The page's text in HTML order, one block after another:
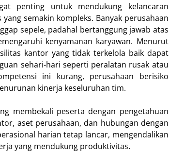
penting untuk mendukung kelancaran
semakin kompleks. Banyak perusahaan
sepele, padahal bertanggung jawab atas
kenyamanan karyawan. Menurut
kantor yang tidak terkelola baik dapat
sehari-hari seperti peralatan rusak atau
ini kurang, perusahaan berisiko
kinerja keseluruhan tim.
membekali peserta dengan pengetahuan
aset perusahaan, dan hubungan dengan
harian tetap lancar, mengendalikan
yang mendukung produktivitas.